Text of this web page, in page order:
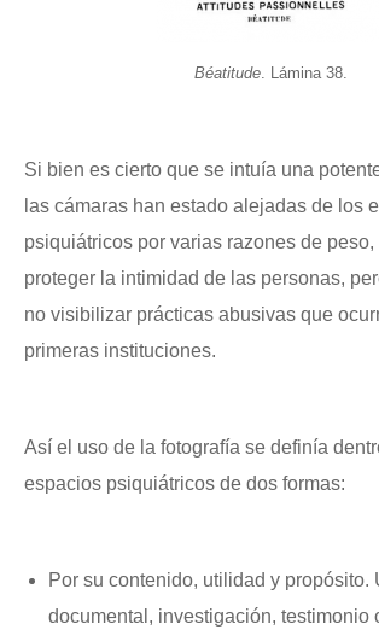
Béatitude. Lámina 38.
Si bien es cierto que se intuía una
las cámaras han estado alejadas de los
psiquiátricos por varias razones de
proteger la intimidad de las personas,
no visibilizar prácticas abusivas que
primeras instituciones.
Así el uso de la fotografía se definía
espacios psiquiátricos de dos formas:
Por su contenido, utilidad y propósito.
documental, investigación, testimonio